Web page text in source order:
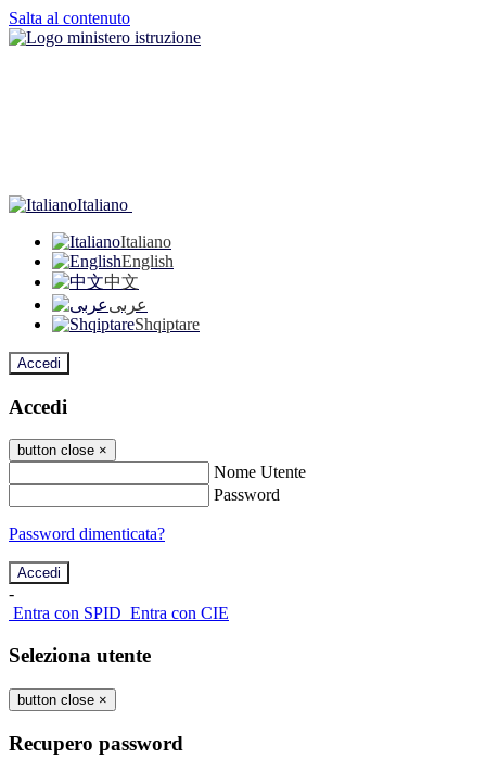
Salta al contenuto
Italiano
Italiano
English
中文
عربى
Shqiptare
Accedi
Accedi
button close ×
Nome Utente
Password
Password dimenticata?
-
Entra con SPID Entra con CIE
Seleziona utente
button close ×
Recupero password